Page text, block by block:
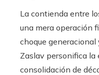
La contienda entre
una mera operación
choque
Zaslav personifica la
consolidación de